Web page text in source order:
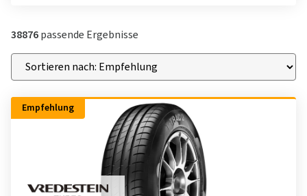
38876passende Ergebnisse
Empfehlung